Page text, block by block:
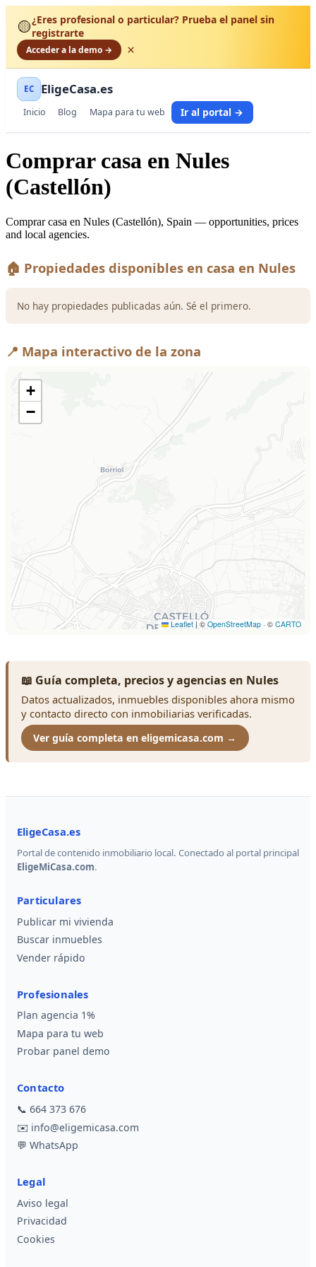
🟡¿Eres profesional o particular? Prueba el panel sin
registrarte
Acceder a la demo → ×
EC EligeCasa.es
Inicio Blog Mapa para tu web Ir al portal →
Comprar casa en Nules
(Castellón)
Comprar casa en Nules (Castellón), Spain — opportunities, prices
and local agencies.
🏠 Propiedades disponibles en casa en Nules
No hay propiedades publicadas aún. Sé el primero.
📍 Mapa interactivo de la zona
📖 Guía completa, precios y agencias en Nules
Datos actualizados, inmuebles disponibles ahora mismo
y contacto directo con inmobiliarias verificadas.
Ver guía completa en eligemicasa.com →
EligeCasa.es
Portal de contenido inmobiliario local. Conectado al portal principal
EligeMiCasa.com.
Particulares
Publicar mi vivienda
Buscar inmuebles
Vender rápido
Profesionales
Plan agencia 1%
Mapa para tu web
Probar panel demo
Contacto
📞 664 373 676
✉️ info@eligemicasa.com
💬 WhatsApp
Legal
Aviso legal
Privacidad
Cookies